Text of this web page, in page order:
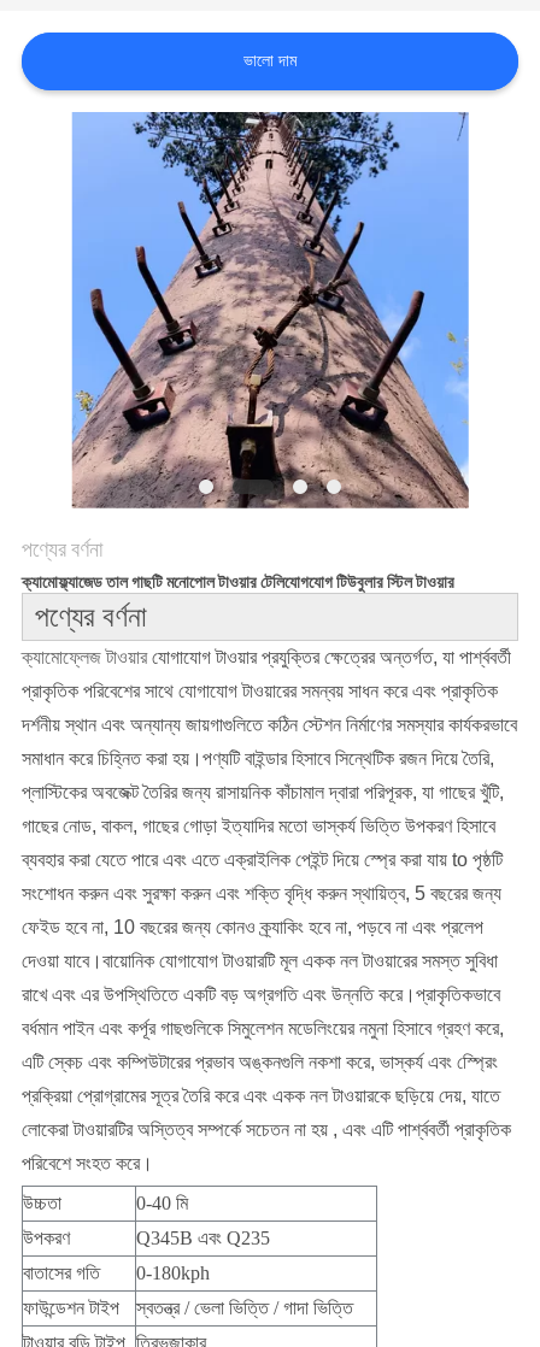
উদ্ধৃতির
জন্য
আবেদন
PRIVACY
POLICY
ভালো দাম
পণ্যের বর্ণনা
ক্যামোফ্ল্যাজেড তাল গাছটি মনোপোল টাওয়ার টেলিযোগযোগ টিউবুলার স্টিল টাওয়ার
পণ্যের বর্ণনা
ক্যামোফ্লেজ টাওয়ার যোগাযোগ টাওয়ার প্রযুক্তির ক্ষেত্রের অন্তর্গত, যা পার্শ্ববর্তী
প্রাকৃতিক পরিবেশের সাথে যোগাযোগ টাওয়ারের সমন্বয় সাধন করে এবং প্রাকৃতিক
দর্শনীয় স্থান এবং অন্যান্য জায়গাগুলিতে কঠিন স্টেশন নির্মাণের সমস্যার কার্যকরভাবে
সমাধান করে চিহ্নিত করা হয়।পণ্যটি বাইন্ডার হিসাবে সিন্থেটিক রজন দিয়ে তৈরি,
প্লাস্টিকের অবজেক্ট তৈরির জন্য রাসায়নিক কাঁচামাল দ্বারা পরিপূরক, যা গাছের খুঁটি,
গাছের নোড, বাকল, গাছের গোড়া ইত্যাদির মতো ভাস্কর্য ভিত্তি উপকরণ হিসাবে
ব্যবহার করা যেতে পারে এবং এতে এক্রাইলিক পেইন্ট দিয়ে স্প্রে করা যায় to পৃষ্ঠটি
সংশোধন করুন এবং সুরক্ষা করুন এবং শক্তি বৃদ্ধি করুন স্থায়িত্ব, 5 বছরের জন্য
ফেইড হবে না, 10 বছরের জন্য কোনও ক্র্যাকিং হবে না, পড়বে না এবং প্রলেপ
দেওয়া যাবে।বায়োনিক যোগাযোগ টাওয়ারটি মূল একক নল টাওয়ারের সমস্ত সুবিধা
রাখে এবং এর উপস্থিতিতে একটি বড় অগ্রগতি এবং উন্নতি করে।প্রাকৃতিকভাবে
বর্ধমান পাইন এবং কর্পূর গাছগুলিকে সিমুলেশন মডেলিংয়ের নমুনা হিসাবে গ্রহণ করে,
এটি স্কেচ এবং কম্পিউটারের প্রভাব অঙ্কনগুলি নকশা করে, ভাস্কর্য এবং স্প্রেিং
প্রক্রিয়া প্রোগ্রামের সূত্র তৈরি করে এবং একক নল টাওয়ারকে ছড়িয়ে দেয়, যাতে
লোকেরা টাওয়ারটির অস্তিত্ব সম্পর্কে সচেতন না হয় , এবং এটি পার্শ্ববর্তী প্রাকৃতিক
পরিবেশে সংহত করে।
উচ্চতা
0-40 মি
উপকরণ
Q345B এবং Q235
বাতাসের গতি
0-180kph
ফাউন্ডেশন টাইপ
স্বতন্ত্র / ভেলা ভিত্তি / গাদা ভিত্তি